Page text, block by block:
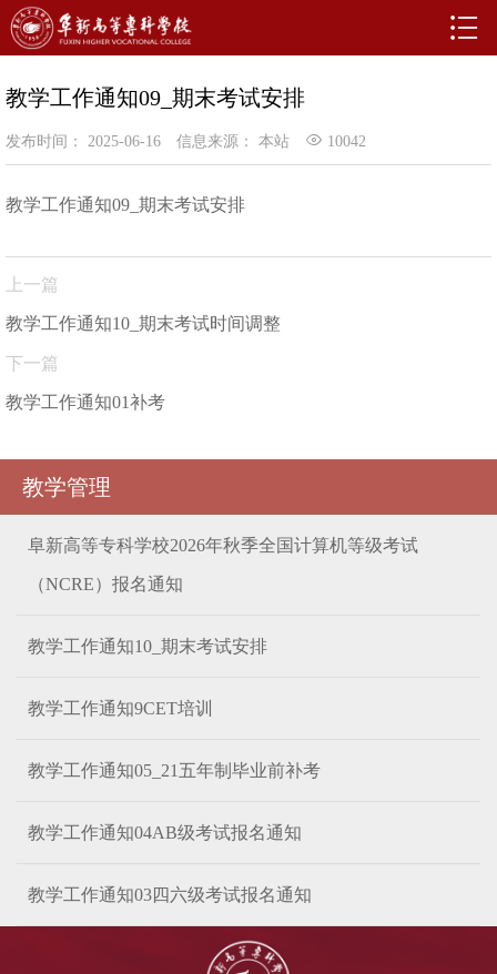
教学工作通知09_期末考试安排
发布时间： 2025-06-16 信息来源： 本站 10042
教学工作通知09_期末考试安排
上一篇
教学工作通知10_期末考试时间调整
下一篇
教学工作通知01补考
教学管理
阜新高等专科学校2026年秋季全国计算机等级考试
（NCRE）报名通知
教学工作通知10_期末考试安排
教学工作通知9CET培训
教学工作通知05_21五年制毕业前补考
教学工作通知04AB级考试报名通知
教学工作通知03四六级考试报名通知